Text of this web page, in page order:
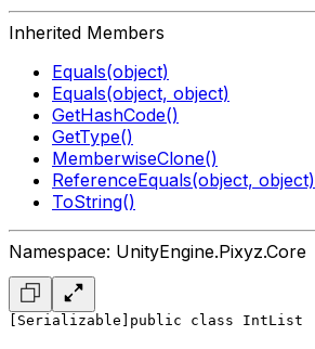
Inherited Members
Equals(object)
Equals(object, object)
GetHashCode()
GetType()
MemberwiseClone()
ReferenceEquals(object, object)
ToString()
Namespace: UnityEngine.Pixyz.Core
[Serializable] public class IntList